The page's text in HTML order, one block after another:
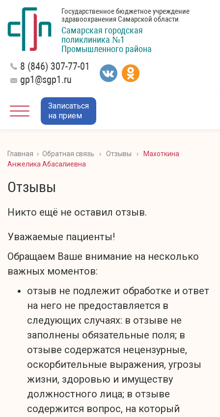
Государственное бюджетное учреждение
здравоохранения Самарской области
Самарская городская
поликлиника №1
Промышленного района
8 (846) 307-77-01
gp1@sgp1.ru
Записаться
на прием
Главная › Обратная связь › Отзывы ›
Махоткина
Анжелика Абасалиевна
Отзывы
Никто ещё не оставил отзыв.
Уважаемые пациенты!
Обращаем Ваше внимание на несколько
важных моментов:
отзыв не подлежит обработке и ответ
на него не предоставляется в
следующих случаях: в отзыве не
заполнены обязательные поля; в
отзыве содержатся нецензурные,
оскорбительные выражения, угрозы
жизни, здоровью и имуществу
должностного лица; в отзыве
содержится вопрос, на который